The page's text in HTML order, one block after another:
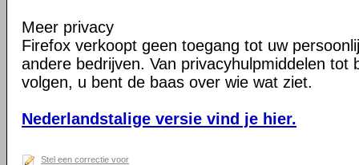
Meer privacy
Firefox verkoopt geen toegang tot uw
andere bedrijven. Van privacyhulpmiddelen tot
volgen, u bent de baas over wie wat ziet.
Nederlandstalige versie vind je hier.
Stel een correctie voor